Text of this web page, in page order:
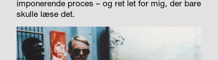
imponerende proces – og ret let for mig, der bare
skulle læse det.